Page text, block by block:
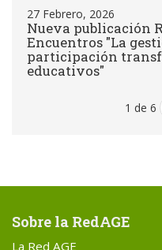
27 Febrero, 2026
Nueva publicación
Encuentros "La
participación
educativos"
1 de 6
Sobre la RedAGE
La Red AGE